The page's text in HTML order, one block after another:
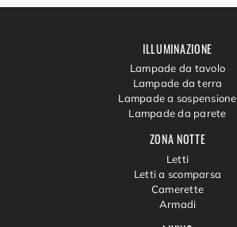
ZONA NOTTE
Letti
Letti a scomparsa
Camerette
Armadi
ILLUMINAZIONE
Lampade da tavolo
Lampade da terra
Lampade a sospensione
Lampade da parete